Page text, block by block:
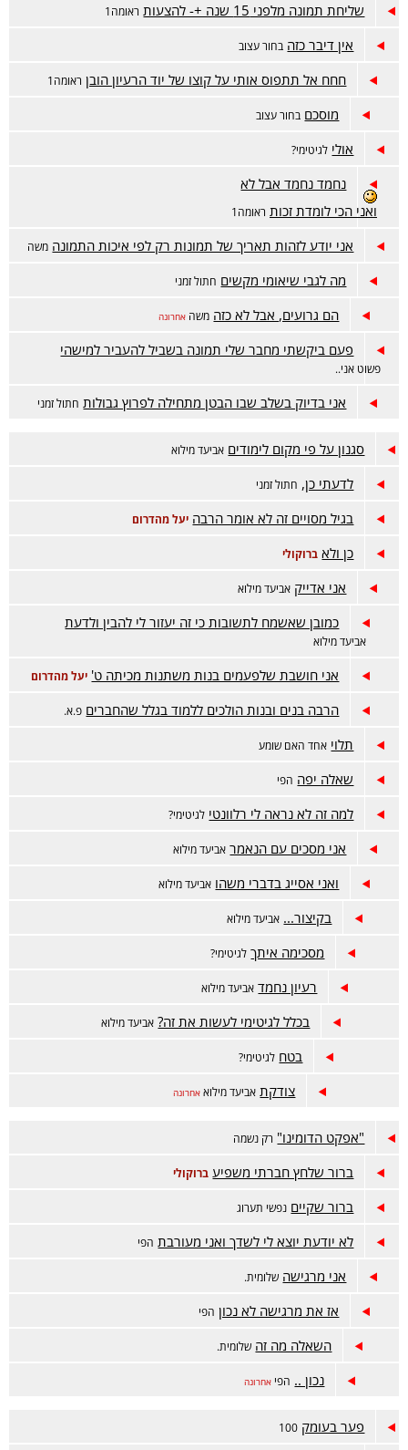
שליחת תמונה מלפני 15 שנה +- להצעות ראומה1
אין דיבר כזה בחור עצוב
חחח אל תתפוס אותי על קוצו של יוד הרעיון הובן ראומה1
מוסכם בחור עצוב
אולי לגיטימי?
נחמד נחמד אבל לא
ואני הכי לומדת זכות ראומה1
אני יודע לזהות תאריך של תמונות רק לפי איכות התמונה משה
מה לגבי שיאומי מקשים חתול זמני
הם גרועים, אבל לא כזה משה אחרונה
פעם ביקשתי מחבר שלי תמונה בשביל להעביר למישהי
פשוט אני..
אני בדיוק בשלב שבו הבטן מתחילה לפרוץ גבולות חתול זמני
סגנון על פי מקום לימודים אביעד מילוא
לדעתי כן, חתול זמני
בגיל מסויים זה לא אומר הרבה יעל מהדרום
כן ולא ברוקולי
אני אדייק אביעד מילוא
כמובן שאשמח לתשובות כי זה יעזור לי להבין ולדעת
אביעד מילוא
אני חושבת שלפעמים בנות משתנות מכיתה ט' יעל מהדרום
הרבה בנים ובנות הולכים ללמוד בגלל שהחברים פ.א.
תלוי אחד האם שומע
שאלה יפה הפי
למה זה לא נראה לי רלוונטי לגיטימי?
אני מסכים עם הנאמר אביעד מילוא
ואני אסייג בדברי משהו אביעד מילוא
בקיצור... אביעד מילוא
מסכימה איתך לגיטימי?
רעיון נחמד אביעד מילוא
בכלל לגיטימי לעשות את זה? אביעד מילוא
בטח לגיטימי?
צודקת אביעד מילוא אחרונה
"אפקט הדומינו" רק נשמה
ברור שלחץ חברתי משפיע ברוקולי
ברור שקיים נפשי תערוג
לא יודעת יוצא לי לשדך ואני מעורבת הפי
אני מרגישה שלומית.
אז את מרגישה לא נכון הפי
השאלה מה זה שלומית.
נכון .. הפי אחרונה
פער בעומק 100